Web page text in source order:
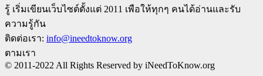
รู้ เริ่มเขียนเว็บไซต์ตั้งแต่ 2011 เพือให้ทุกๆ คนได้อ่านและรับ
ความรู้กัน
ติดต่อเรา: info@ineedtoknow.org
ตามเรา
© 2011-2022 All Rights Reserved by iNeedToKnow.org